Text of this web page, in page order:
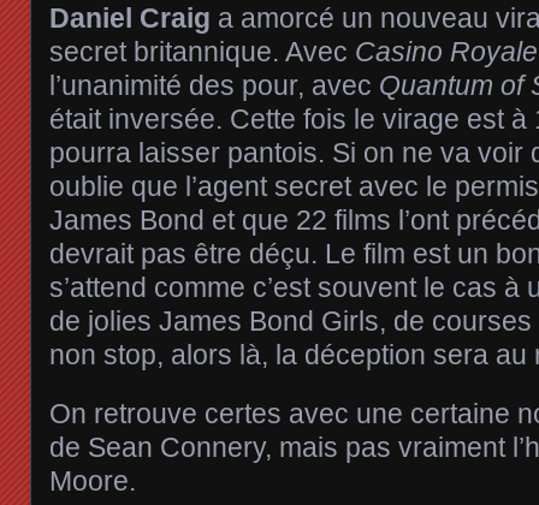
Daniel Craig a amorcé un nouveau
secret britannique. Avec Casino Royale
l’unanimité des pour, avec Quantum of
était inversée. Cette fois le virage est à
pourra laisser pantois. Si on ne va voir
oublie que l’agent secret avec le
James Bond et que 22 films l’ont
devrait pas être déçu. Le film est un
s’attend comme c’est souvent le cas à
de jolies James Bond Girls, de courses
non stop, alors là, la déception sera au
On retrouve certes avec une certaine
de Sean Connery, mais pas vraiment
Moore.